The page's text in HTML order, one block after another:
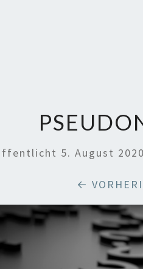
5. August 2020
←